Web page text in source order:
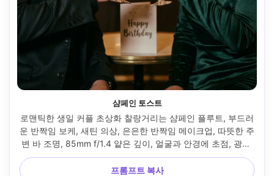
샴페인 토스트
로맨틱한 생일 커플 초상화 찰랑거리는 샴페인 플루트, 부드러
운 반짝임 보케, 새틴 의상, 은은한 반짝임 메이크업, 따뜻한 주
변 바 조명, 85mm f/1.4 얕은 깊이, 얼굴과 안경에 초점, 광택
있는 하이라이트, 영화 편집 색상 등급, 초사실적인 사진 --ar
4:5
프롬프트 복사